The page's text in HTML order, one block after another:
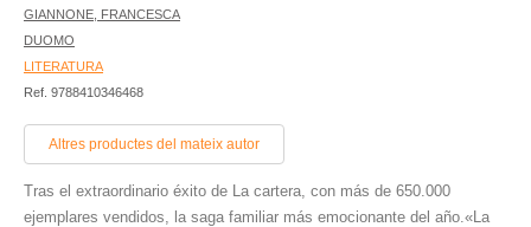
GIANNONE, FRANCESCA
DUOMO
LITERATURA
Ref. 9788410346468
Altres productes del mateix autor
Tras el extraordinario éxito de La cartera, con más de 650.000
ejemplares vendidos, la saga familiar más emocionante del año.«La